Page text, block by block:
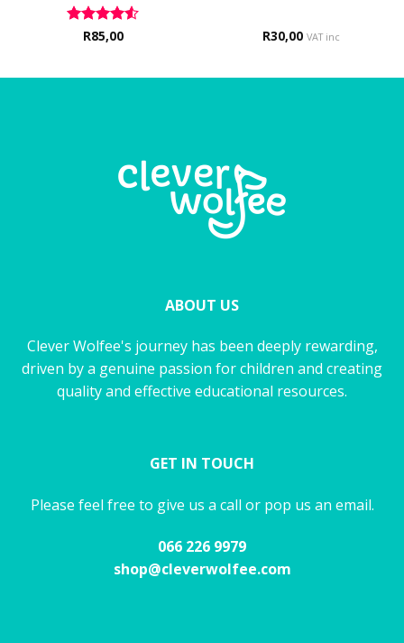
Rated 4.5
R85,00 R30,00 VAT inc
ABOUT US
Clever Wolfee's journey has been deeply rewarding,
driven by a genuine passion for children and creating
quality and effective educational resources.
GET IN TOUCH
Please feel free to give us a call or pop us an email.
066 226 9979
shop@cleverwolfee.com